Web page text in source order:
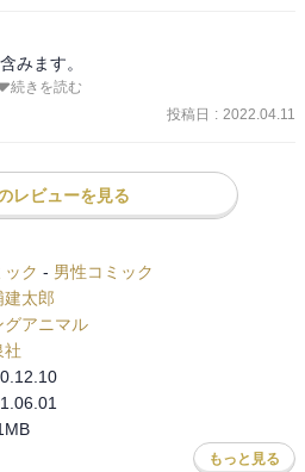
みます。
続きを読む
投稿日 : 2022.04.11
レビューを見る
ック - 男性コミック
建太郎
グアニマル
社
もっと見る